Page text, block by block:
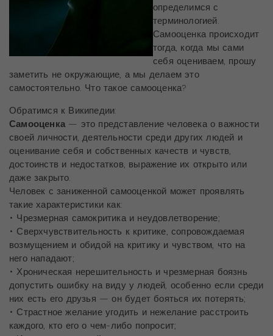
определимся с
терминологией.
Самооценка происходит
тогда, когда мы сами
себя оцениваем, прошу
заметить не окружающие, а мы делаем это
самостоятельно. Что такое самооценка?
Обратимся к Википедии:
Самооценка— это представление человека о важности
своей личности, деятельности среди других людей и
оценивание себя и собственных качеств и чувств,
достоинств и недостатков, выражение их открыто или
даже закрыто.
Человек с заниженной самооценкой может проявлять
такие характеристики как:
• Чрезмерная самокритика и неудовлетворение;
• Сверхчувствительность к критике, сопровождаемая
возмущением и обидой на критику и чувством, что на
него нападают;
• Хроническая нерешительность и чрезмерная боязнь
допустить ошибку на виду у людей, особенно если среди
них есть его друзья — он будет бояться их потерять;
• Страстное желание угодить и нежелание расстроить
каждого, кто его о чем-либо попросит;